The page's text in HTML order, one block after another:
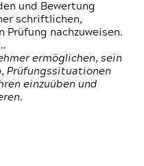
und Bewertung
schriftlichen,
Prüfung nachzuweisen.
ermöglichen, sein
Prüfungssituationen
einzuüben und